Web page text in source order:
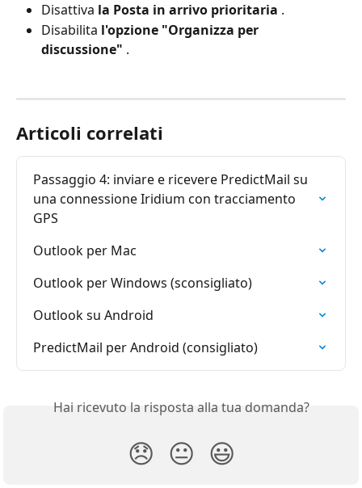
Disattiva la Posta in arrivo prioritaria .
Disabilita l'opzione "Organizza per
discussione" .
Articoli correlati
Passaggio 4: inviare e ricevere PredictMail su
una connessione Iridium con tracciamento
GPS
Outlook per Mac
Outlook per Windows (sconsigliato)
Outlook su Android
PredictMail per Android (consigliato)
Hai ricevuto la risposta alla tua domanda?
😞 😐 😃